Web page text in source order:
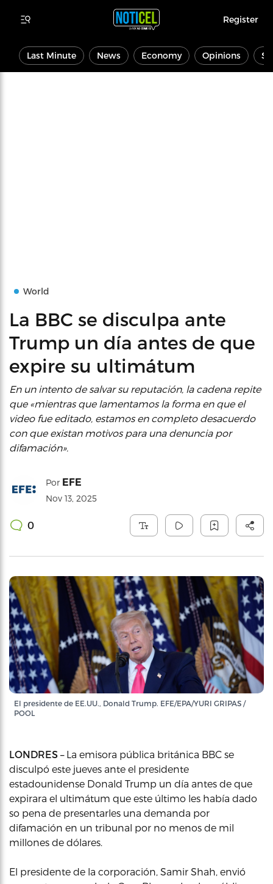
Register
Last Minute News Economy Opinions
World
La BBC se disculpa ante
Trump un día antes de que
expire su ultimátum
En un intento de salvar su reputación, la cadena repite
que «mientras que lamentamos la forma en que el
video fue editado, estamos en completo desacuerdo
con que existan motivos para una denuncia por
difamación».
Por EFE
Nov 13, 2025
0
El presidente de EE.UU., Donald Trump. EFE/EPA/YURI GRIPAS /
POOL
LONDRES –La emisora pública británica BBC se
disculpó este jueves ante el presidente
estadounidense Donald Trump un día antes de que
expirara el ultimátum que este último les había dado
so pena de presentarles una demanda por
difamación en un tribunal por no menos de mil
millones de dólares.
El presidente de la corporación, Samir Shah, envió